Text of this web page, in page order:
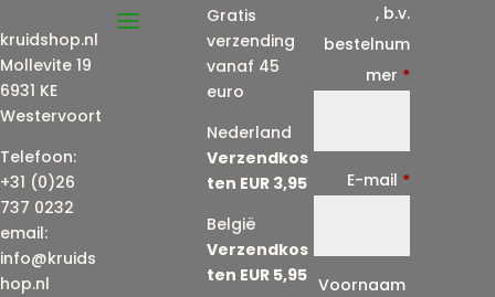
kruidshop.nl
Mollevite 19
6931 KE
Westervoort
Telefoon:
+31 (0)26
737 0232
email:
info@kruids
hop.nl
Gratis
verzending
vanaf 45
euro
Nederland
Verzendkos
ten EUR 3,95
België
Verzendkos
ten EUR 5,95
, b.v.
bestelnum
mer *
E-mail *
Voornaam